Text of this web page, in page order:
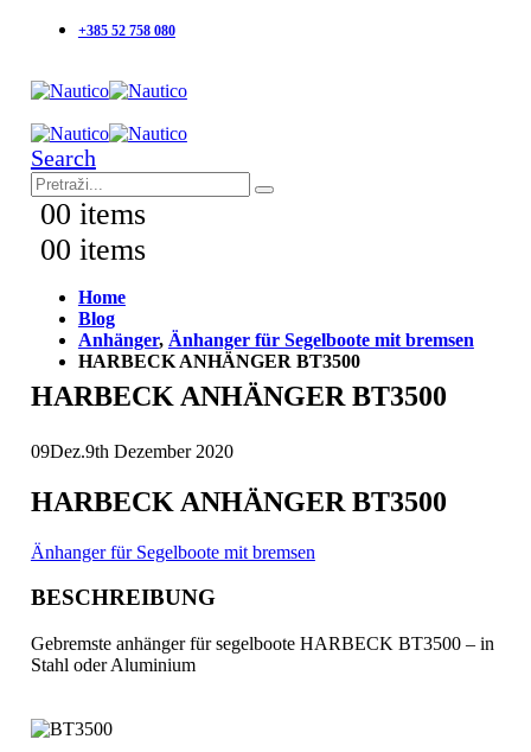
+385 52 758 080
Search
00 items
00 items
Home
Blog
Anhänger, Änhanger für Segelboote mit bremsen
HARBECK ANHÄNGER BT3500
HARBECK ANHÄNGER BT3500
09Dez.9th Dezember 2020
HARBECK ANHÄNGER BT3500
Änhanger für Segelboote mit bremsen
BESCHREIBUNG
Gebremste anhänger für segelboote HARBECK BT3500 – in
Stahl oder Aluminium